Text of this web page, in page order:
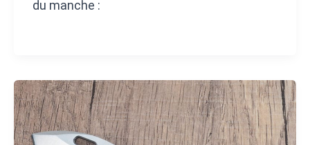
du manche :